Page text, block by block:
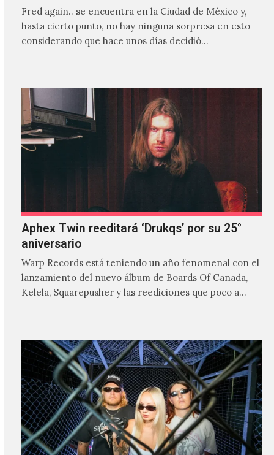
Fred again.. se encuentra en la Ciudad de México y,
hasta cierto punto, no hay ninguna sorpresa en esto
considerando que hace unos días decidió…
Aphex Twin reeditará ‘Drukqs’ por su 25°
aniversario
Warp Records está teniendo un año fenomenal con el
lanzamiento del nuevo álbum de Boards Of Canada,
Kelela, Squarepusher y las reediciones que poco a…